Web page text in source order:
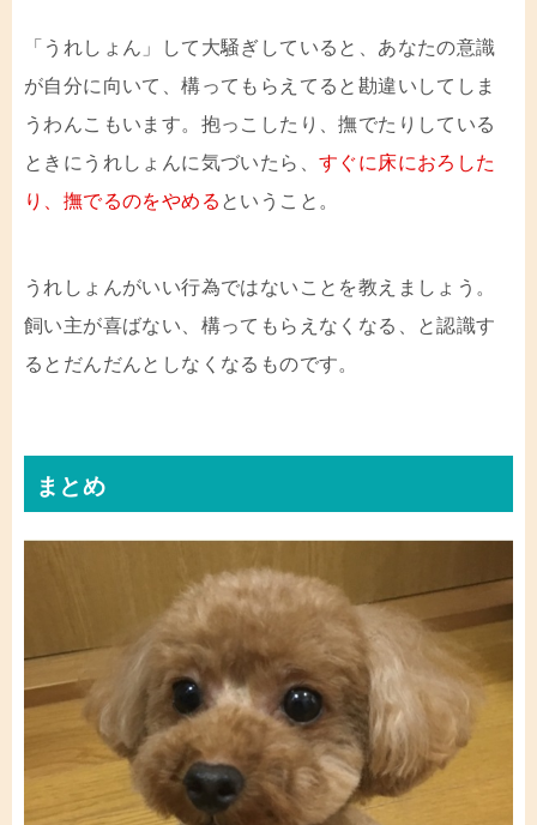
「うれしょん」して大騒ぎしていると、あなたの意識
が自分に向いて、構ってもらえてると勘違いしてしま
うわんこもいます。抱っこしたり、撫でたりしている
ときにうれしょんに気づいたら、 すぐに 床におろした
り、撫でるのをやめる ということ。
うれしょんがいい行為ではないことを教えましょう。
飼い主が喜ばない、構ってもらえなくなる、と認識す
るとだんだんとしなくなるものです。
まとめ